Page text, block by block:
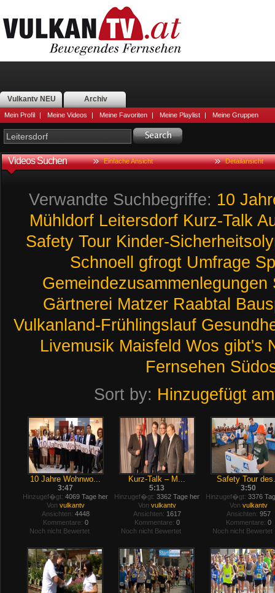
Vulkantv NEU Archiv
Mein Profil | Meine Videos | Meine Favoriten | Meine Playlist | Meine Gruppen
Videos Suchen Einfache Ansicht Detailansicht
Verwandte Suchbegriffe: 10
Mühldorf Leitersdorf Kurz-Talk
Safety Tour Kinder-
Schnoell
gfrogt Umfrage
Gemeindezusammenlegungen
Gärtnerei Matzer Raabtal
Vulkanland-Frühlingslauf
Livemusik Maisfeld Wos gibt's
Fernsehen
Sort by: Hinzugefügt am
10 Jahre Wohnwo...
3:47
Hinzugef�gt: 4069 Tage her
Von vulkantv
Ansichten: 4448
Kommentare: 0
Noch nicht Bewertet
Kurz-Talk – M...
5:13
Hinzugef�gt: 3362 Tage her
Von vulkantv
Ansichten: 1617
Kommentare: 0
Noch nicht Bewertet
Safety Tour
3:50
Hinzugef�gt: 3376
Von vulkantv
Ansichten: 957
Kommentare: 0
Noch nicht Bewertet